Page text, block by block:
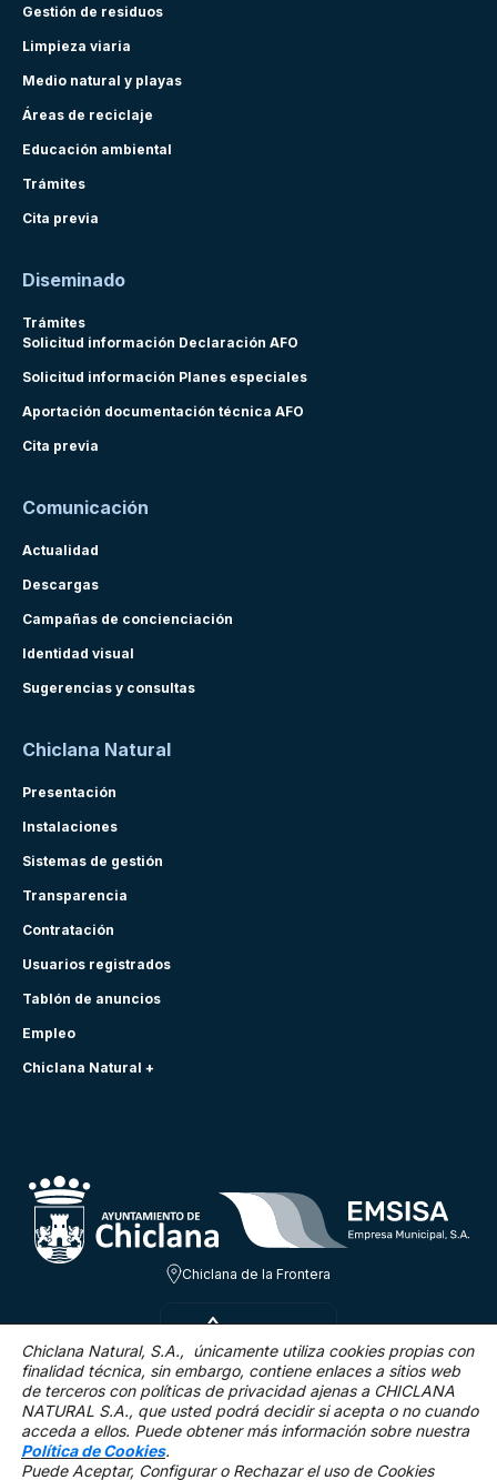
Gestión de residuos
Limpieza viaria
Medio natural y playas
Áreas de reciclaje
Educación ambiental
Trámites
Cita previa
Diseminado
Trámites
Solicitud información Declaración AFO
Solicitud información Planes especiales
Aportación documentación técnica AFO
Cita previa
Comunicación
Actualidad
Descargas
Campañas de concienciación
Identidad visual
Sugerencias y consultas
Chiclana Natural
Presentación
Instalaciones
Sistemas de gestión
Transparencia
Contratación
Usuarios registrados
Tablón de anuncios
Empleo
Chiclana Natural +
Chiclana de la Frontera
VIE 7 AGO
20.6ºC
2.5 Km/h 0 %
Chiclana Natural, S.A., únicamente utiliza cookies propias con
finalidad técnica, sin embargo, contiene enlaces a sitios web
de terceros con políticas de privacidad ajenas a CHICLANA
NATURAL S.A., que usted podrá decidir si acepta o no cuando
acceda a ellos. Puede obtener más información sobre nuestra
Política de Cookies.
Puede Aceptar, Configurar o Rechazar el uso de Cookies